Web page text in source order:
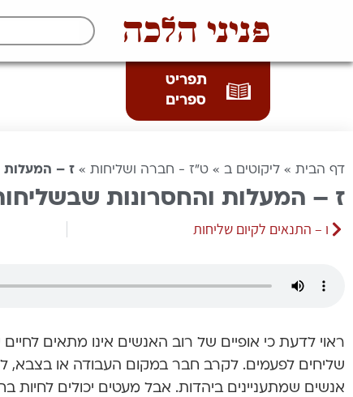
פניני הלכה
תפריט
ספרים
דף הבית » ליקוטים ב » ט"ז - חברה ושליחות » ז – המעלות
ז – המעלות והחסרונות
ו – התנאים לקיום שליחות
ראוי לדעת כי אופיים של רוב האנשים אינו מתאים לחיים
שליחים לפעמים. לקרב חבר במקום העבודה או בצבא,
אנשים שמתעניינים ביהדות. אבל מעטים יכולים לחיות